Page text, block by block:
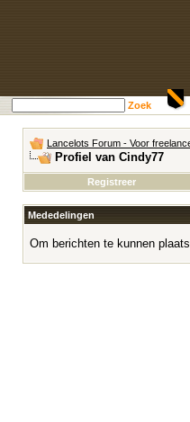
Zoek
Lancelots Forum - Voor
Profiel van Cindy77
Registreer
Mededelingen
Om berichten te kunnen